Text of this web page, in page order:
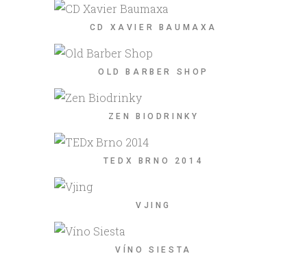
CD XAVIER BAUMAXA
OLD BARBER SHOP
ZEN BIODRINKY
TEDX BRNO 2014
VJING
VÍNO SIESTA